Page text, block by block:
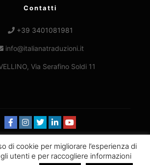
Contatti
+39 3401081981
info@italianatraduzioni.it
Via Serafino Soldi 11
Italiana Traduzioni|Powered by:
MNWEB
di cookie per migliorare l’esperienza di
utenti e per raccogliere informazioni